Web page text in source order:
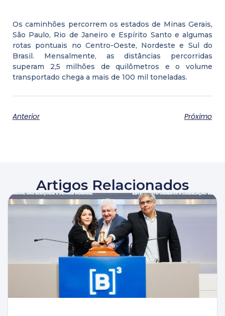
Os caminhões percorrem os estados de Minas Gerais,
São Paulo, Rio de Janeiro e Espírito Santo e algumas
rotas pontuais no Centro-Oeste, Nordeste e Sul do
Brasil. Mensalmente, as distâncias percorridas
superam 2,5 milhões de quilômetros e o volume
transportado chega a mais de 100 mil toneladas.
Anterior Próximo
Artigos Relacionados